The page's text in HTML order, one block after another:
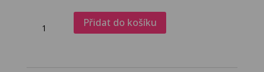
dětská
Přidat do košíku